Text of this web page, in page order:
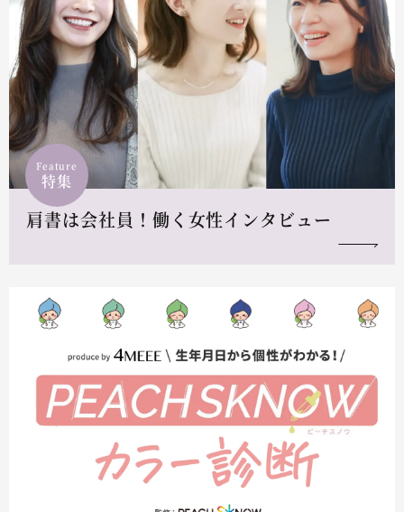
Feature
特集
肩書は会社員！働く女性インタビュー